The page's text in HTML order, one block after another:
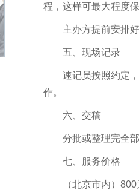
程，这样可最大程度
主办方提前安排
五、现场记录
速记员按照约定
作。
六、交稿
分批或整理完全
七、服务价格
（北京市内）